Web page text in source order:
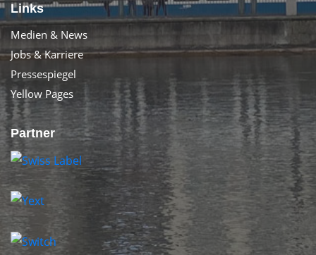
Links
Medien & News
Jobs & Karriere
Pressespiegel
Yellow Pages
Partner